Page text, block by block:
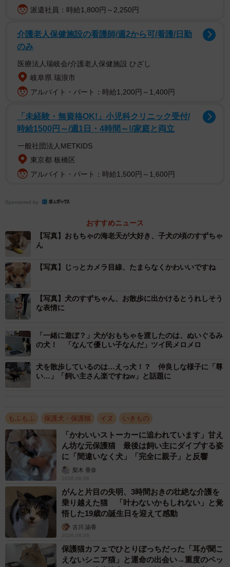
た。
すずちゃんの母犬は、飼い主の勤務先が倒産し、捨てられ
てしまった。同じ職場に勤めていた今の飼い主が母犬を飼
うことになったが、しばらくして妊娠していることが発
覚。すずちゃんを含めた7匹を出産した。子犬たちの里親を
ジモティーで募集したところ、2021年3月、北海道に住む
木戸さん夫妻は犬が好きだった。ペットショップからでは
なく、保護犬を迎えたいと思っていた。
「もともとは保護猫を迎えようと約半年間探していたので
すが、運命的な出会いがなく、ジモティーですずを見つけ
ました」
往復14時間、疲れも感じず
3/6
「遊ぼうよ！」＝suzuandsakuさん提供
4月、夫妻は、すずちゃんが産まれた道東まで、札幌から車
で往復14時間かけて迎えに行った。すずちゃんと一緒に暮
らせることが嬉し過ぎて、夫妻はアドレナリンMAX！その
派遣社員：時給1,800円～2,250円
介護老人保健施設の看護師/週2から可/看護/日勤
のみ
医療法人瑞岐会/介護老人保健施設 ひざし
岐阜県 瑞浪市
アルバイト・パート：時給1,200円～1,400円
「未経験・無資格OK!」小児科クリニック受付/
時給1500円～/週1日・4時間～!/家庭と両立
一般社団法人METKIDS
東京都 板橋区
アルバイト・パート：時給1,500円～1,600円
Sponsored by
おすすめニュース
【写真】おもちゃの海老天が大好き、子犬の頃のすずちゃ
ん
【写真】じっとカメラ目線、たまらなくかわいいですね
【写真】犬のすずちゃん、お散歩に出かけるとうれしそう
な表情に
「一緒に遊ぼ？」犬がおもちゃを渡したのは、ぬいぐるみ
の犬！ 「なんて優しい子なんだ」ツイ民メロメロ
犬を散歩しているのは…えっ犬！？ 仲良しな様子に「尊
い…」「飼い主さん楽ですねw」と話題に
もふもふ 保護犬・保護猫 イヌ いきもの
「かわいいストーカーに追われています」甘え
ん坊な元保護猫 最後は飼い主にダイブする姿
に「間違いなく犬」「完全に親子」と反響
梨木 香奈
2026.08.06
がんと片目の失明、3時間おきの壮絶な介護を
乗り越えた猫 「叶わないかもしれない」と覚
悟した19歳の誕生日を迎えて感動
古川 諭香
2026.08.06
保護猫カフェでひとりぼっちだった「耳が聞こ
えないシニア猫」と運命の出会い→重度のペッ